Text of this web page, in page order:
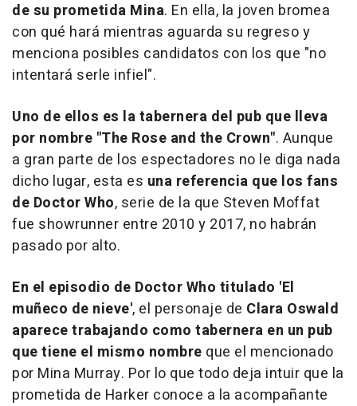
de su prometida Mina. En ella, la joven bromea
con qué hará mientras aguarda su regreso y
menciona posibles candidatos con los que "no
intentará serle infiel".
Uno de ellos es la tabernera del pub que lleva
por nombre "The Rose and the Crown". Aunque
a gran parte de los espectadores no le diga nada
dicho lugar, esta es una referencia que los fans
de Doctor Who, serie de la que Steven Moffat
fue showrunner entre 2010 y 2017, no habrán
pasado por alto.
En el episodio de Doctor Who titulado 'El
muñeco de nieve', el personaje de Clara Oswald
aparece trabajando como tabernera en un pub
que tiene el mismo nombre que el mencionado
por Mina Murray. Por lo que todo deja intuir que la
prometida de Harker conoce a la acompañante